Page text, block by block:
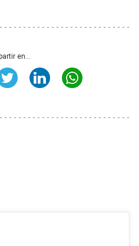
en...